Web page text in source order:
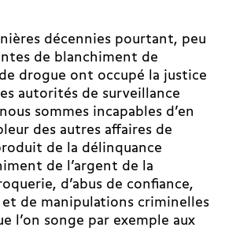
décennies pourtant, peu
de blanchiment de
drogue ont occupé la justice
autorités de surveillance
sommes incapables d’en
des autres affaires de
de la délinquance
de l’argent de la
d’abus de confiance,
et de manipulations criminelles
l’on songe par exemple aux